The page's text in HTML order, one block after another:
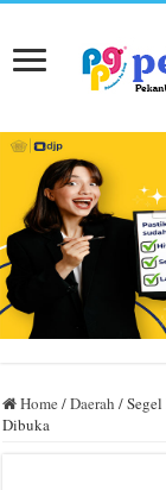
Home /Daerah /
Dibuka